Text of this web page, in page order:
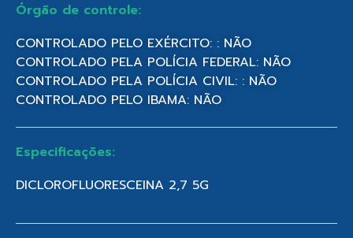
Órgão de controle:
CONTROLADO PELO EXÉRCITO: : NÃO
CONTROLADO PELA POLÍCIA FEDERAL: NÃO
CONTROLADO PELA POLÍCIA CIVIL: : NÃO
CONTROLADO PELO IBAMA: NÃO
Especificações:
DICLOROFLUORESCEINA 2,7 5G